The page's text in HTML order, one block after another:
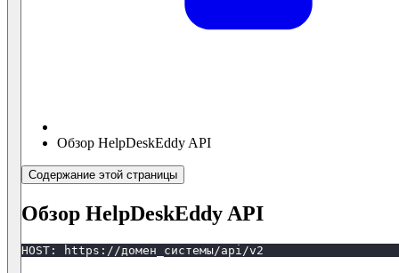
Обзор HelpDeskEddy API
Содержание этой страницы
Обзор HelpDeskEddy API
HOST: https://домен_системы/api/v2